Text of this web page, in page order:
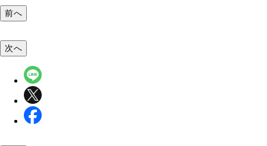
前へ
次へ